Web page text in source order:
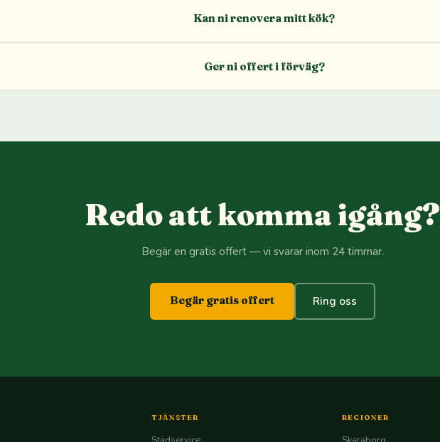
Kan ni renovera mitt kök?
Ger ni offert i förväg?
Redo att komma igång?
Begär en gratis offert — vi svarar inom 24 timmar.
Begär gratis offert Ring oss
TJÄNSTER REGIONER